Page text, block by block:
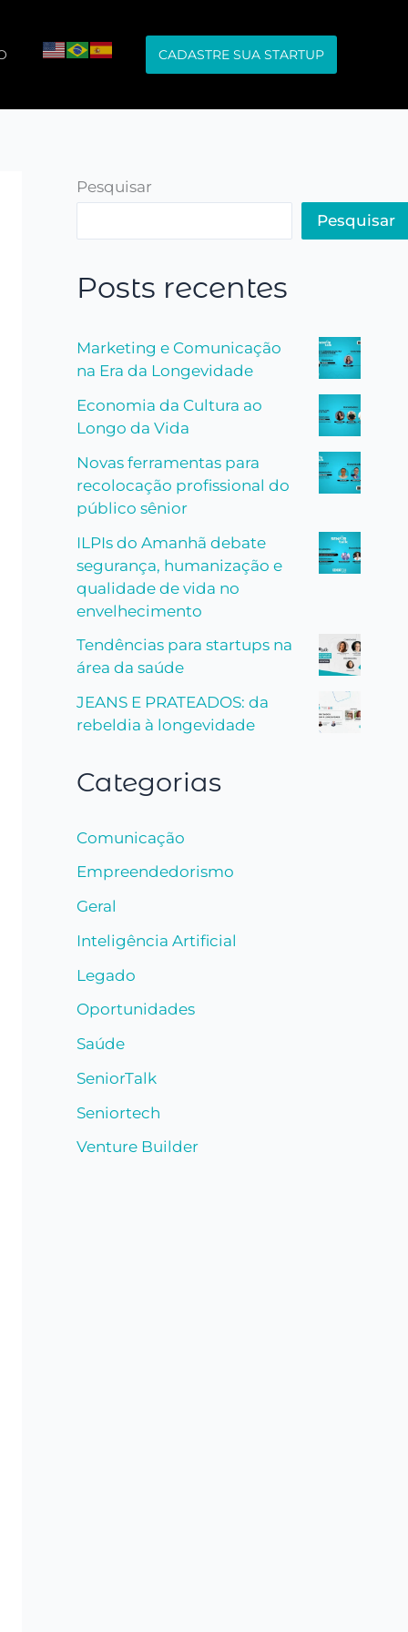
CADASTRE SUA STARTUP
Pesquisar
Pesquisar
Posts recentes
Marketing e Comunicação
na Era da Longevidade
Economia da Cultura ao
Longo da Vida
Novas ferramentas para
recolocação profissional do
público sênior
ILPIs do Amanhã debate
segurança, humanização e
qualidade de vida no
envelhecimento
Tendências para startups na
área da saúde
JEANS E PRATEADOS: da
rebeldia à longevidade
Categorias
Comunicação
Empreendedorismo
Geral
Inteligência Artificial
Legado
Oportunidades
Saúde
SeniorTalk
Seniortech
Venture Builder